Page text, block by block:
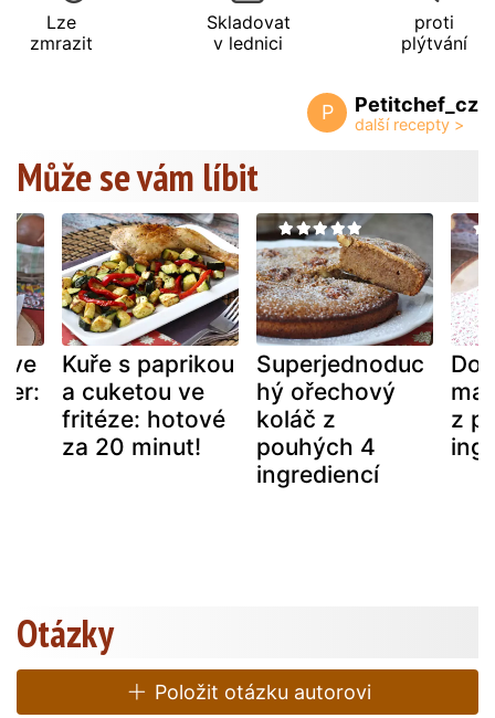
Lze
zmrazit
Skladovat
v lednici
proti
plýtvání
P Petitchef_cz
Může se vám líbit
ve
Kuře s paprikou
a cuketou ve
fritéze: hotové
za 20 minut!
Superjednoduc
hý ořechový
koláč z
pouhých 4
ingrediencí
z
Otázky
Položit otázku autorovi